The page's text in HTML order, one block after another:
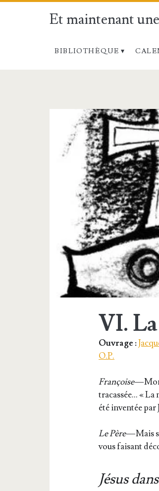
Et maintenant
BIBLIOTHÈQUE
A.-
O.P.
</span>
VI.
Ouvrage :
O.P.
Fran­çoise— Mon
tra­cas­sée… « La
été inven­tée
Le Père— Mais
vous fai­sant
Jésus